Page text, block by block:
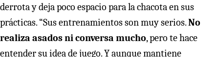
derrota y deja poco espacio para la chacota en sus
prácticas. “Sus entrenamientos son muy serios.No
realiza asados ni conversa mucho, pero te hace
entender su idea de juego. Y aunque mantiene